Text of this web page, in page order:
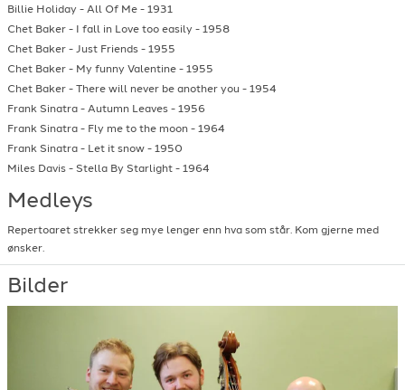
Billie Holiday - All Of Me - 1931
Chet Baker - I fall in Love too easily - 1958
Chet Baker - Just Friends - 1955
Chet Baker - My funny Valentine - 1955
Chet Baker - There will never be another you - 1954
Frank Sinatra - Autumn Leaves - 1956
Frank Sinatra - Fly me to the moon - 1964
Frank Sinatra - Let it snow - 1950
Miles Davis - Stella By Starlight - 1964
Medleys
Repertoaret strekker seg mye lenger enn hva som står. Kom gjerne med
ønsker.
Bilder